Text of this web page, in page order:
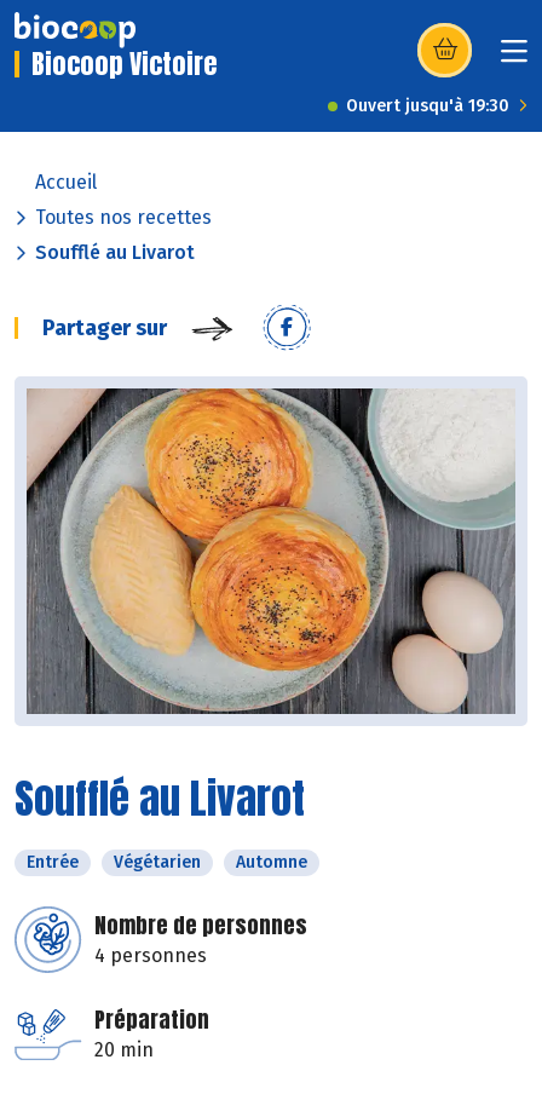
Biocoop Victoire (s’ouvre dans
Ouvert jusqu'à 19:30
Accueil
Toutes nos recettes
Soufflé au Livarot
Partager sur
Soufflé au Livarot
Entrée Végétarien Automne
Nombre de personnes
4 personnes
Préparation
20 min